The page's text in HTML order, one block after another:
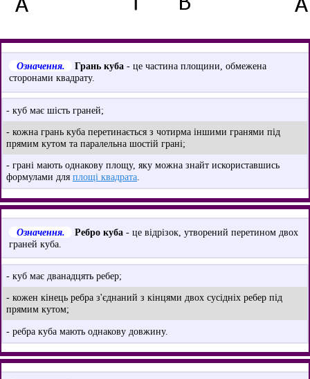
Означення. Грань куба - це частина площини, обмежена
сторонами квадрату.
- куб має шість граней;
- кожна грань куба перетинається з чотирма іншими гранями під
прямим кутом та паралельна шостій грані;
- грані мають однакову площу, яку можна знайт искориставшись
формулами для площі квадрата.
Означення. Ребро куба - це відрізок, утворений перетином двох
граней куба.
- куб має дванадцять ребер;
- кожен кінець ребра з'єднаний з кінцями двох сусідніх ребер під
прямим кутом;
- ребра куба мають однакову довжину.